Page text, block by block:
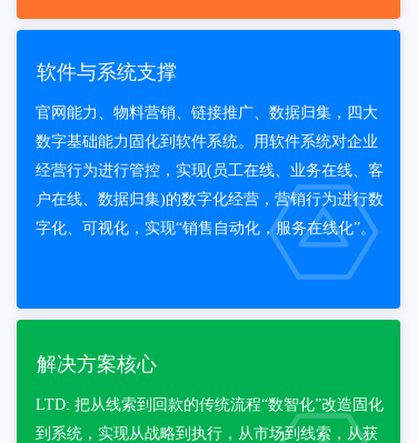
软件与系统支撑
官网能力、物料营销、链接推广、数据归集，四大
数字基础能力固化到软件系统。用软件系统对企业
经营行为进行管控，实现(员工在线、业务在线、客
户在线、数据归集)的数字化经营，营销行为进行数
字化、可视化，实现“销售自动化，服务在线化”。
解决方案核心
LTD: 把从线索到回款的传统流程“数智化”改造固化
到系统，实现从战略到执行，从市场到线索，从获